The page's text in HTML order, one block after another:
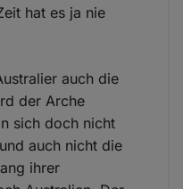
hat es ja nie
auch die
der Arche
sich doch nicht
auch nicht die
ihrer